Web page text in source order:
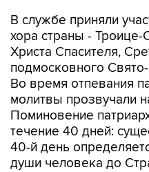
В службе приняли
хора страны -
Христа Спасителя,
подмосковного
Во время отпевания
молитвы прозвучали
Поминовение
течение 40 дней:
40-й день
души человека до